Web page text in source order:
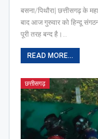
बसना/पिथौरा| छत्तीसगढ़ के
बाद आज गुरुवार को हिन्दू
पूरी तरह बन्द है।…
READ MORE...
छत्तीसगढ़